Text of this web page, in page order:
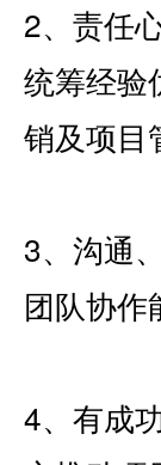
2、责任
统筹经验
销及项目
3、沟通
团队协作
4、有成